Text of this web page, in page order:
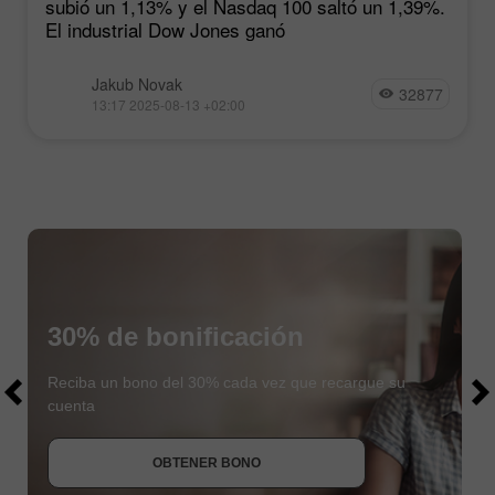
subió un 1,13% y el Nasdaq 100 saltó un 1,39%.
El industrial Dow Jones ganó
Jakub Novak
13:17 2025-08-13 +02:00 32877
$1000
UNIRSE AL CONCURSO
30% de bonificación
Reciba un bono del 30% cada vez que recargue su
cuenta
OBTENER BONO